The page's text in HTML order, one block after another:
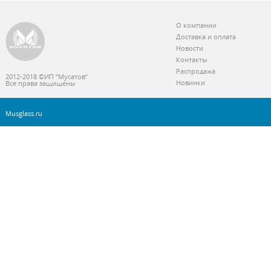
2012-2018 ©ИП “Мусатов”
Все права защищены
О компании
Доставка и оплата
Новости
Контакты
Распродажа
Новинки
Musglass.ru